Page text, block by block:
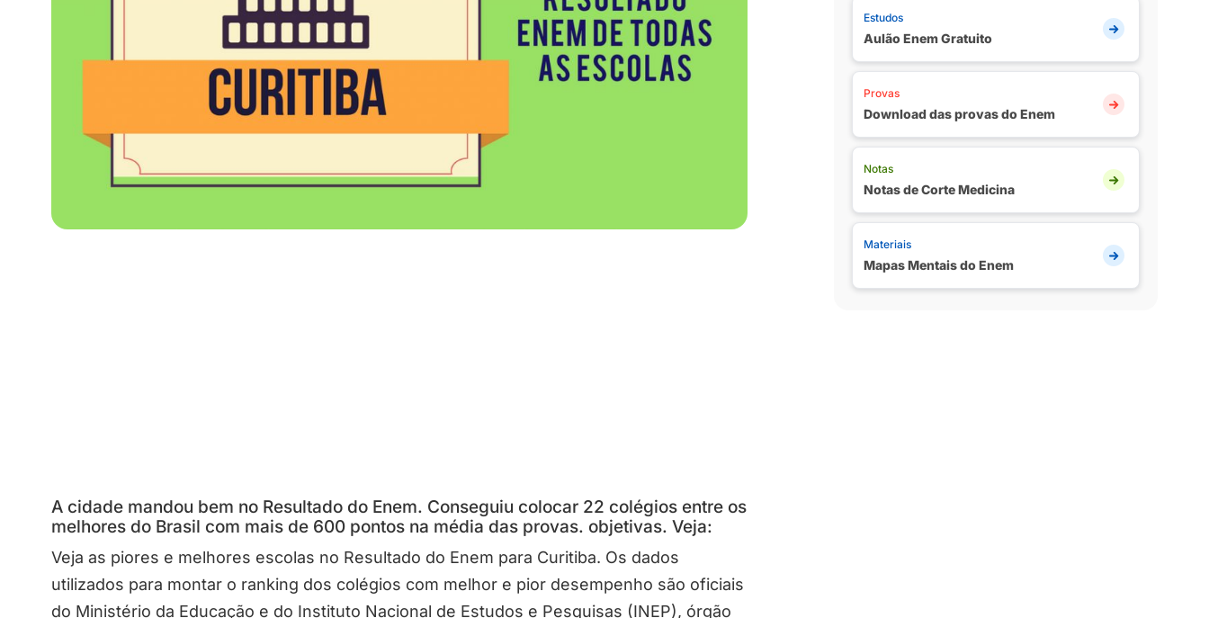
A cidade mandou bem no Resultado do Enem. Conseguiu colocar 22 colégios entre os
melhores do Brasil com mais de 600 pontos na média das provas. objetivas. Veja:
Veja as piores e melhores escolas no Resultado do Enem para Curitiba. Os dados
utilizados para montar o ranking dos colégios com melhor e pior desempenho são oficiais
do Ministério da Educação e do Instituto Nacional de Estudos e Pesquisas (INEP), órgão
Estudos
Aulão Enem Gratuito
Provas
Download das provas do Enem
Notas
Notas de Corte Medicina
Materiais
Mapas Mentais do Enem